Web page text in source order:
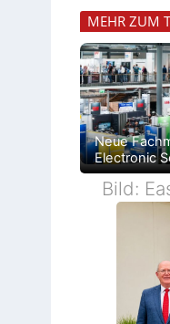
MEHR ZUM
Neue
Electronic
Bild: